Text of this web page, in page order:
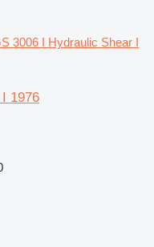
3006 I Hydraulic Shear I
1976